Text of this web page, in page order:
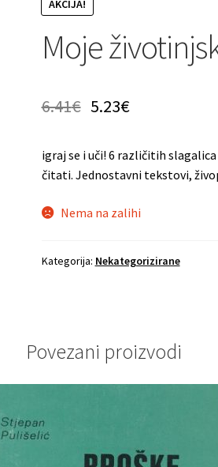
AKCIJA!
Moje
6.41€ 5.23€
igraj se i uči! 6 različitih
čitati. Jednostavni tekstovi,
Nema na zalihi
Kategorija: Nekategorizirane
Povezani proizvodi